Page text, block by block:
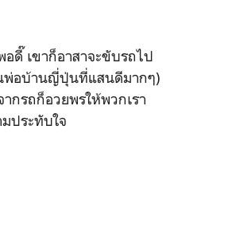
ดี๊ เขาก็อาสาจะขับรถไป
ณพ่อบ้านญี่ปุ่นที่แสนดีมากๆ)
กรถก็อวยพรให้พวกเรา
ประทับใจ